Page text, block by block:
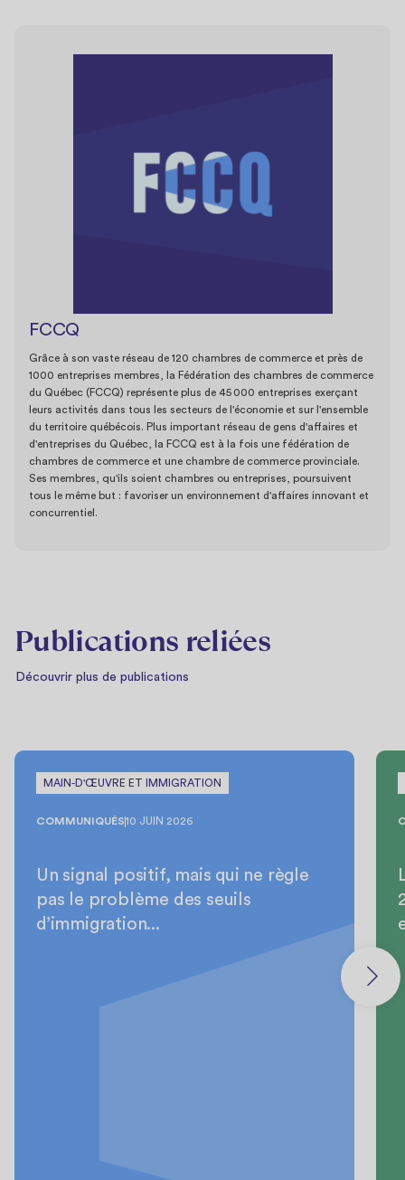
FCCQ
Grâce à son vaste réseau de 120 chambres de commerce et près de
1000 entreprises membres, la Fédération des chambres de commerce
du Québec (FCCQ) représente plus de 45 000 entreprises exerçant
leurs activités dans tous les secteurs de l'économie et sur l'ensemble
du territoire québécois. Plus important réseau de gens d'affaires et
d'entreprises du Québec, la FCCQ est à la fois une fédération de
chambres de commerce et une chambre de commerce provinciale.
Ses membres, qu'ils soient chambres ou entreprises, poursuivent
tous le même but : favoriser un environnement d'affaires innovant et
concurrentiel.
Publications reliées
Découvrir plus de publications
MAIN-D'ŒUVRE ET IMMIGRATION
COMMUNIQUÉS10 JUIN 2026
Un signal positif, mais qui ne règle
pas le problème des seuils
d’immigration...